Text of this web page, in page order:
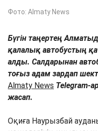
Фото: Almaty News
Бүгін таңертең
қалалық автобустың
алды. Салдарынан
тоғыз адам зардап
Almaty News Telegram-
жасап.
Оқиға Наурызбай